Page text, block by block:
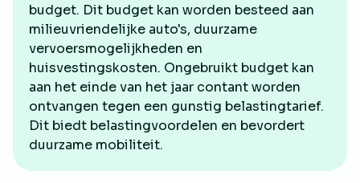
budget. Dit budget kan worden besteed aan
milieuvriendelijke auto's, duurzame
vervoersmogelijkheden en
huisvestingskosten. Ongebruikt budget kan
aan het einde van het jaar contant worden
ontvangen tegen een gunstig belastingtarief.
Dit biedt belastingvoordelen en bevordert
duurzame mobiliteit.